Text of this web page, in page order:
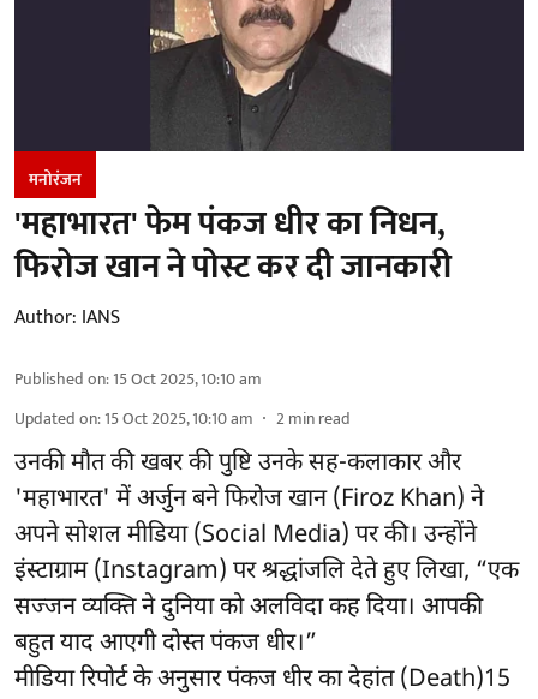
मनोरंजन
'महाभारत' फेम पंकज धीर का निधन,
फिरोज खान ने पोस्ट कर दी जानकारी
Author: IANS
Published on:15 Oct 2025, 10:10 am
Updated on:15 Oct 2025, 10:10 am 2min read
उनकी मौत की खबर की पुष्टि उनके सह-कलाकार और
'महाभारत' में अर्जुन बने फिरोज खान (Firoz Khan) ने
अपने सोशल मीडिया (Social Media) पर की। उन्होंने
इंस्टाग्राम (Instagram) पर श्रद्धांजलि देते हुए लिखा, “एक
सज्जन व्यक्ति ने दुनिया को अलविदा कह दिया। आपकी
बहुत याद आएगी दोस्त पंकज धीर।”
मीडिया रिपोर्ट के अनुसार पंकज धीर का देहांत (Death)15